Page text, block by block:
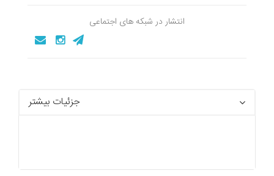
انتشار در شبکه های اجتماعی
جزئیات بیشتر